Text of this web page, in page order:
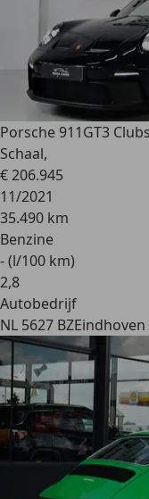
Porsche 911GT3
Schaal,
€ 206.945
11/2021
35.490 km
Benzine
- (l/100 km)
2,8
Autobedrijf
NL 5627 BZEindhoven